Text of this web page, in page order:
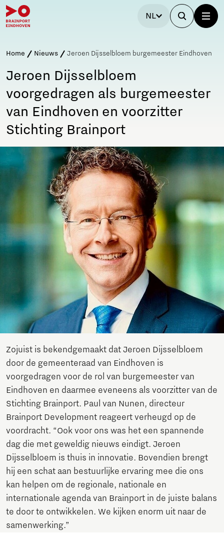
NL
Home Nieuws Jeroen Dijsselbloem burgemeester Eindhoven
Jeroen Dijsselbloem
voorgedragen als burgemeester
van Eindhoven en voorzitter
Stichting Brainport
Zojuist is bekendgemaakt dat Jeroen Dijsselbloem
door de gemeenteraad van Eindhoven is
voorgedragen voor de rol van burgemeester van
Eindhoven en daarmee eveneens als voorzitter van de
Stichting Brainport. Paul van Nunen, directeur
Brainport Development reageert verheugd op de
voordracht. “Ook voor ons was het een spannende
dag die met geweldig nieuws eindigt. Jeroen
Dijsselbloem is thuis in innovatie. Bovendien brengt
hij een schat aan bestuurlijke ervaring mee die ons
kan helpen om de regionale, nationale en
internationale agenda van Brainport in de juiste balans
te door te ontwikkelen. We kijken enorm uit naar de
samenwerking.”